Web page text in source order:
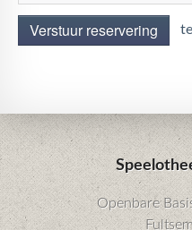
Verstuur reservering
Openbare